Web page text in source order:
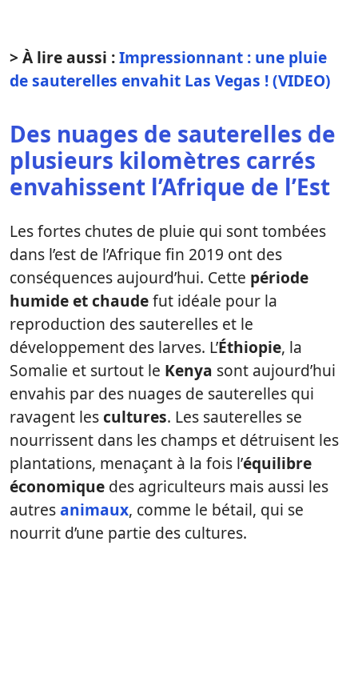
> À lire aussi :Impressionnant : une pluie
de sauterelles envahit Las Vegas ! (VIDEO)
Des nuages de sauterelles de
plusieurs kilomètres carrés
envahissent l’Afrique de l’Est
Les fortes chutes de pluie qui sont tombées
dans l’est de l’Afrique fin 2019 ont des
conséquences aujourd’hui. Cette période
humide et chaudefut idéale pour la
reproduction des sauterelles et le
développement des larves. L’Éthiopie, la
Somalie et surtout le Kenya sont aujourd’hui
envahis par des nuages de sauterelles qui
ravagent lescultures. Les sauterelles se
nourrissent dans les champs et détruisent les
plantations, menaçant à la fois l’équilibre
économique des agriculteurs mais aussi les
autresanimaux, comme le bétail, qui se
nourrit d’une partie des cultures.